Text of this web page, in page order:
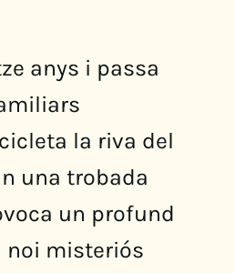
anys i passa
la riva del
una trobada
un profund
noi misteriós